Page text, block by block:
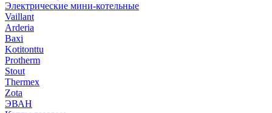
Электрические мини-котельные
Vaillant
Arderia
Baxi
Kotitonttu
Protherm
Stout
Thermex
Zota
ЭВАН